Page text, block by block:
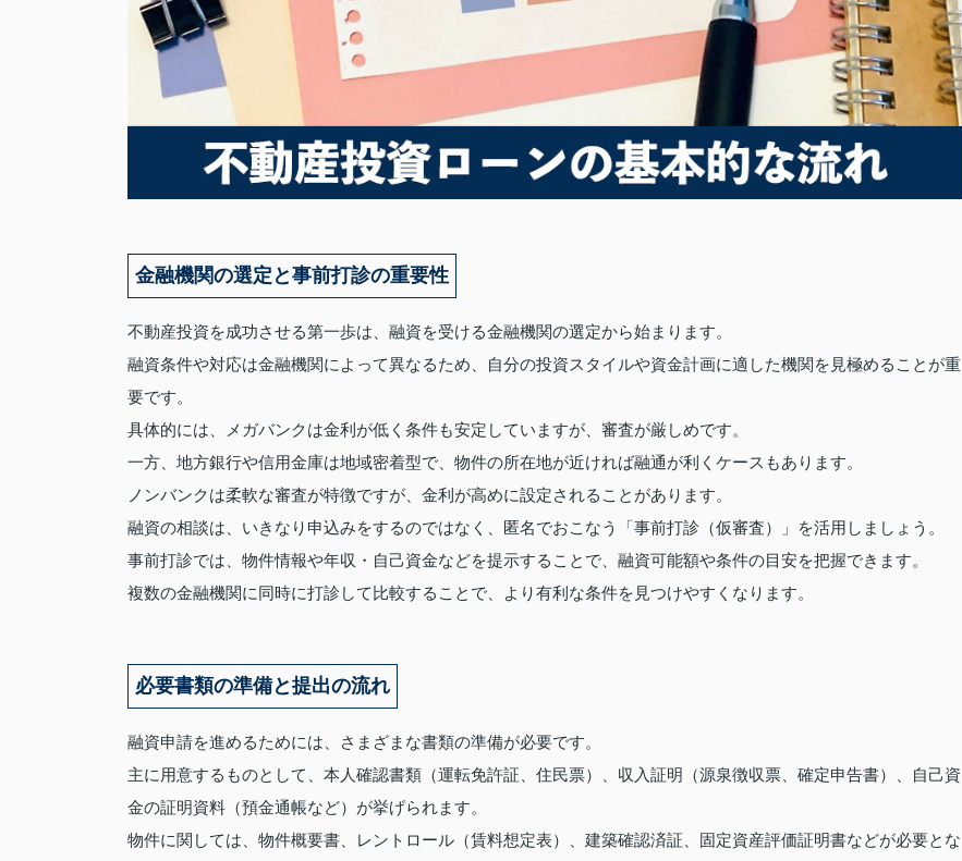
金融機関の選定と事前打診の重要性
不動産投資を成功させる第一歩は、融資を受ける金融機関の選定から始まります。
融資条件や対応は金融機関によって異なるため、自分の投資スタイルや資金計画に適した機関を見極めることが重
要です。
具体的には、メガバンクは金利が低く条件も安定していますが、審査が厳しめです。
一方、地方銀行や信用金庫は地域密着型で、物件の所在地が近ければ融通が利くケースもあります。
ノンバンクは柔軟な審査が特徴ですが、金利が高めに設定されることがあります。
融資の相談は、いきなり申込みをするのではなく、匿名でおこなう「事前打診（仮審査）」を活用しましょう。
事前打診では、物件情報や年収・自己資金などを提示することで、融資可能額や条件の目安を把握できます。
複数の金融機関に同時に打診して比較することで、より有利な条件を見つけやすくなります。
必要書類の準備と提出の流れ
融資申請を進めるためには、さまざまな書類の準備が必要です。
主に用意するものとして、本人確認書類（運転免許証、住民票）、収入証明（源泉徴収票、確定申告書）、自己資
金の証明資料（預金通帳など）が挙げられます。
物件に関しては、物件概要書、レントロール（賃料想定表）、建築確認済証、固定資産評価証明書などが必要とな